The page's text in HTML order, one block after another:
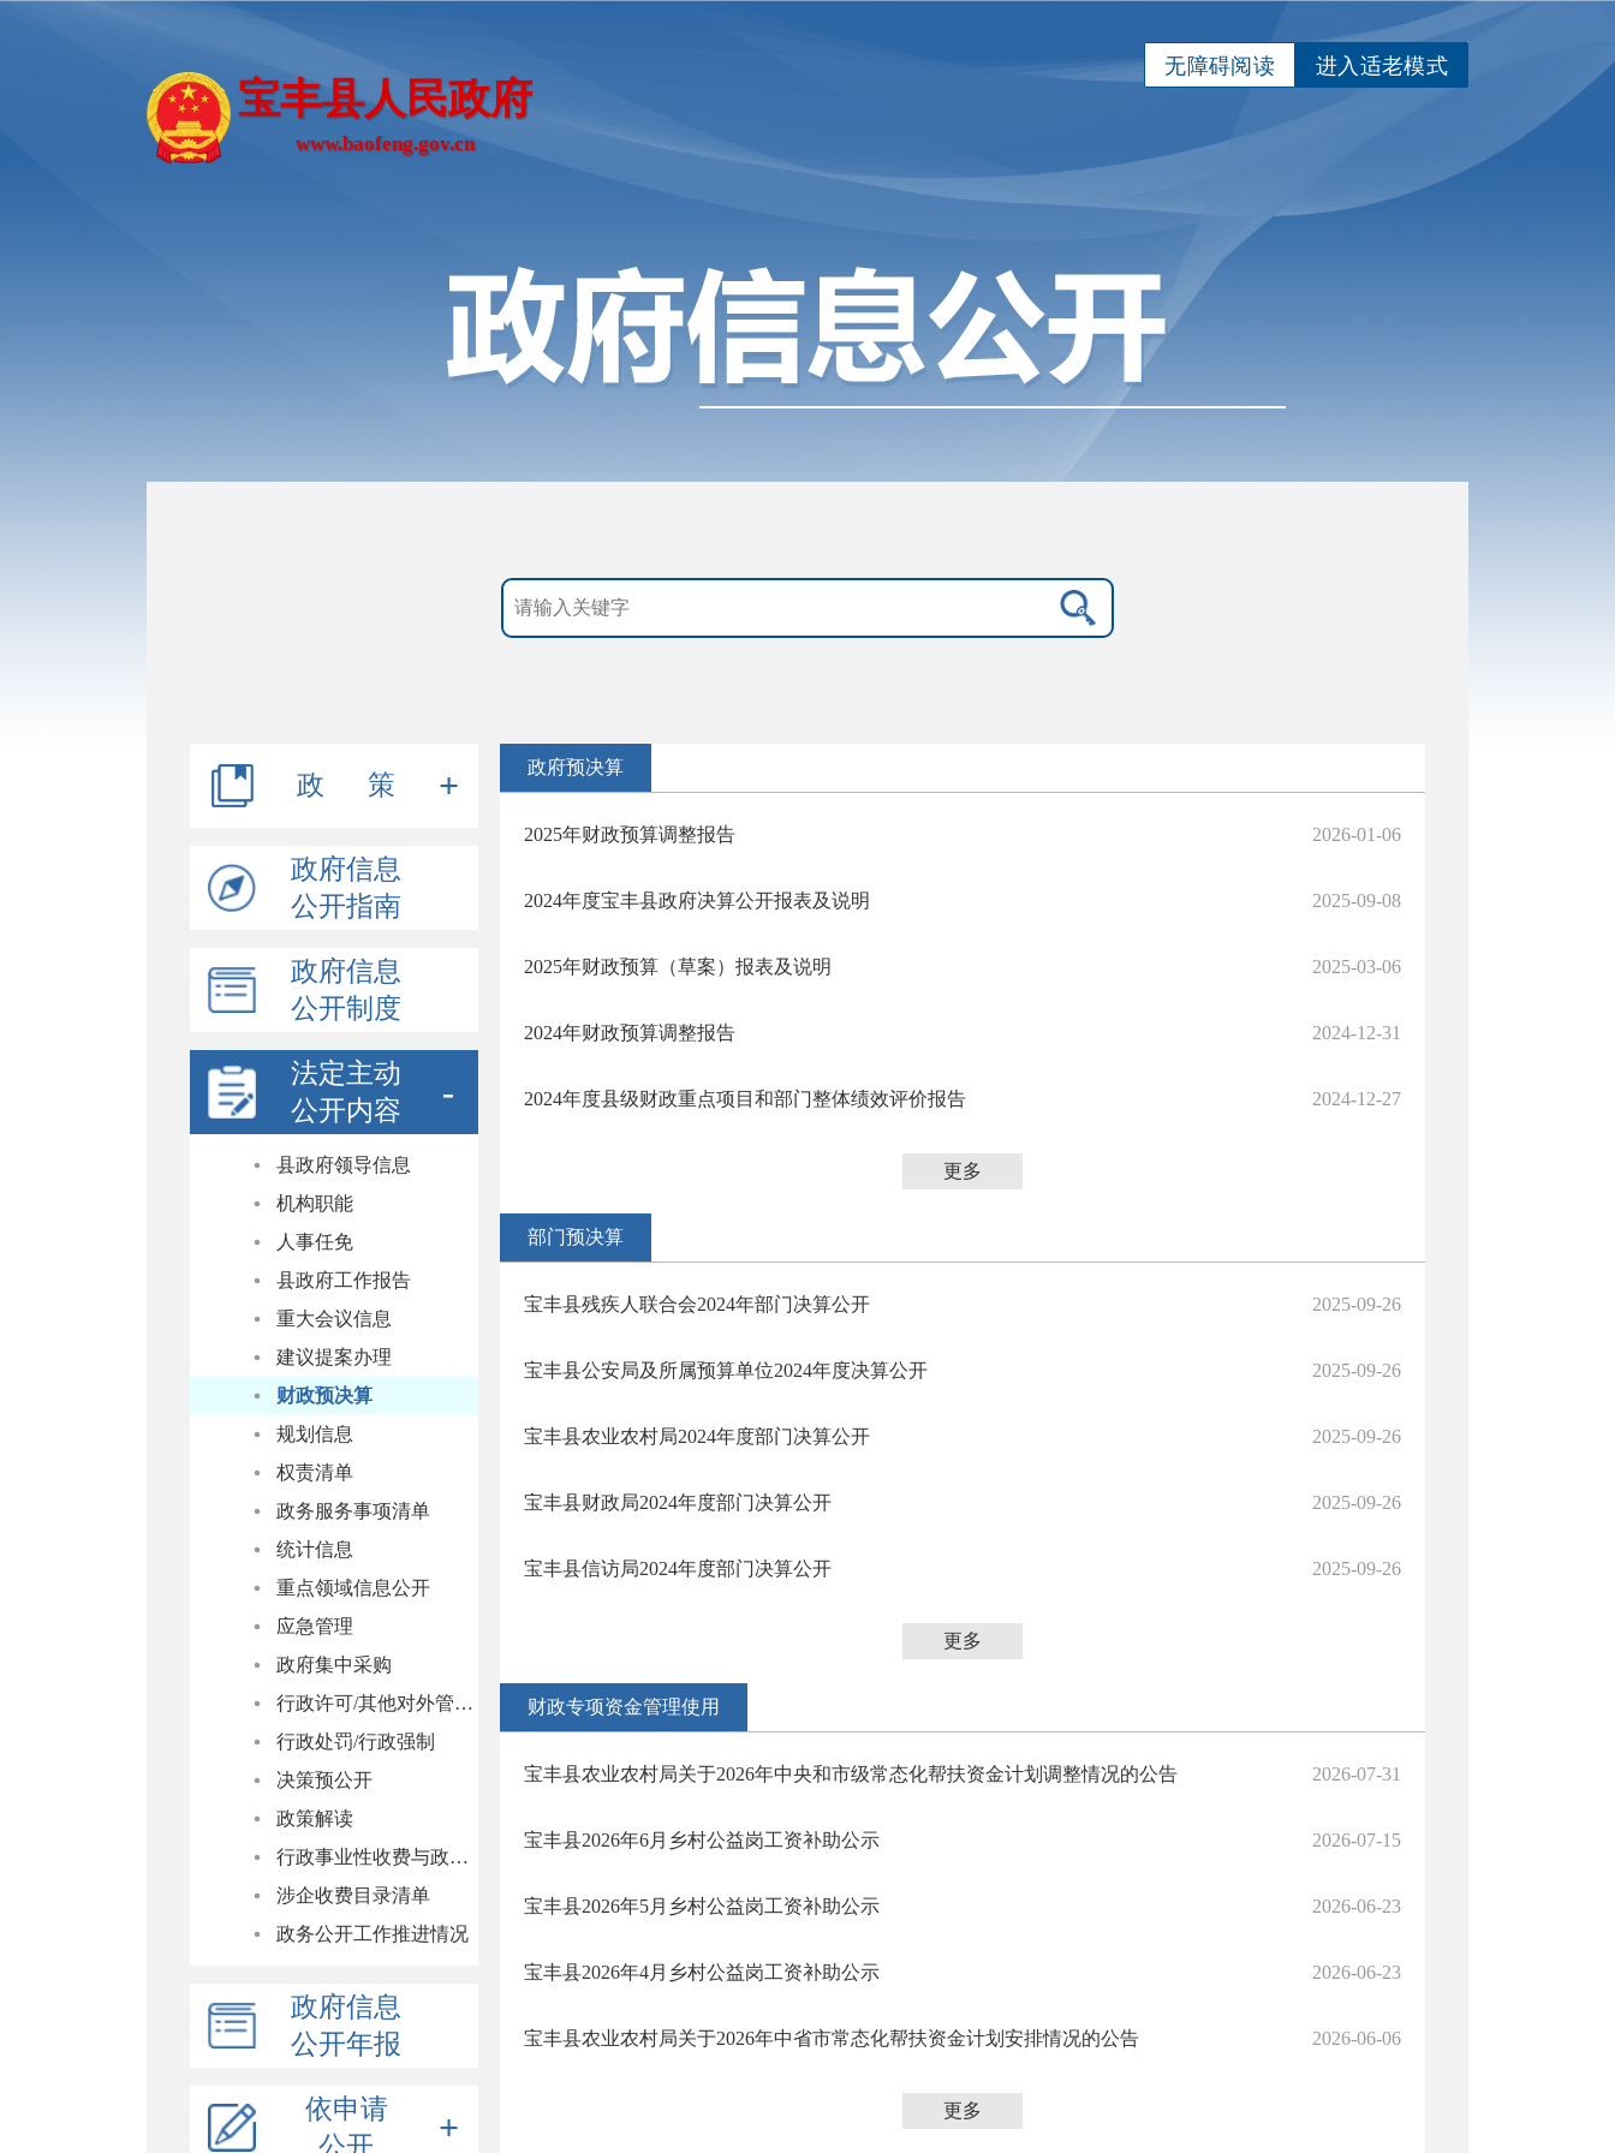
进入适老模式
无障碍阅读
宝丰县人民政府
www.baofeng.gov.cn
政 策
行政规范性文件
其他文件
政府信息
公开指南
政府信息
公开制度
法定主动
公开内容
县政府领导信息
机构职能
人事任免
县政府工作报告
重大会议信息
建议提案办理
财政预决算
规划信息
权责清单
政务服务事项清单
统计信息
重点领域信息公开
应急管理
政府集中采购
行政许可/其他对外管理服务
行政处罚/行政强制
决策预公开
政策解读
行政事业性收费与政府性基金清单
涉企收费目录清单
政务公开工作推进情况
政府信息
公开年报
依申请
公开
政府预决算
2025年财政预算调整报告 2026-01-06
2024年度宝丰县政府决算公开报表及说明 2025-09-08
2025年财政预算（草案）报表及说明 2025-03-06
2024年财政预算调整报告 2024-12-31
2024年度县级财政重点项目和部门整体绩效评价报告 2024-12-27
更多
部门预决算
宝丰县残疾人联合会2024年部门决算公开 2025-09-26
宝丰县公安局及所属预算单位2024年度决算公开 2025-09-26
宝丰县农业农村局2024年度部门决算公开 2025-09-26
宝丰县财政局2024年度部门决算公开 2025-09-26
宝丰县信访局2024年度部门决算公开 2025-09-26
更多
财政专项资金管理使用
宝丰县农业农村局关于2026年中央和市级常态化帮扶资金计划调整情况的公告 2026-07-31
宝丰县2026年6月乡村公益岗工资补助公示 2026-07-15
宝丰县2026年5月乡村公益岗工资补助公示 2026-06-23
宝丰县2026年4月乡村公益岗工资补助公示 2026-06-23
宝丰县农业农村局关于2026年中省市常态化帮扶资金计划安排情况的公告 2026-06-06
更多